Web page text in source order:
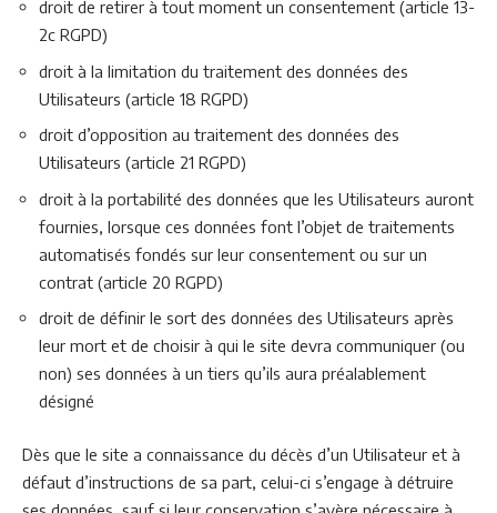
droit de retirer à tout moment un consentement (article 13-
2c RGPD)
droit à la limitation du traitement des données des
Utilisateurs (article 18 RGPD)
droit d’opposition au traitement des données des
Utilisateurs (article 21 RGPD)
droit à la portabilité des données que les Utilisateurs auront
fournies, lorsque ces données font l’objet de traitements
automatisés fondés sur leur consentement ou sur un
contrat (article 20 RGPD)
droit de définir le sort des données des Utilisateurs après
leur mort et de choisir à qui le site devra communiquer (ou
non) ses données à un tiers qu’ils aura préalablement
désigné
Dès que le site a connaissance du décès d’un Utilisateur et à
défaut d’instructions de sa part, celui-ci s’engage à détruire